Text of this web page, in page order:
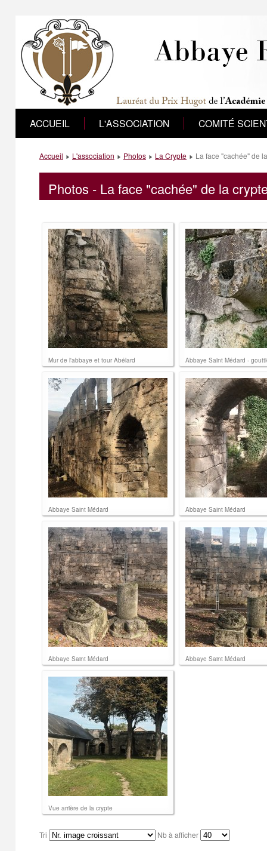
ACCUEIL L'ASSOCIATION COMITÉ
Accueil L'association Photos La Crypte La face "cachée" de
Photos - La face "cachée" de la
Mur de l'abbaye et tour Abélard Abbaye Saint Médard -
Abbaye Saint Médard Abbaye Saint Médard
Abbaye Saint Médard Abbaye Saint Médard
Vue arrière de la crypte
Tri Nb à afficher